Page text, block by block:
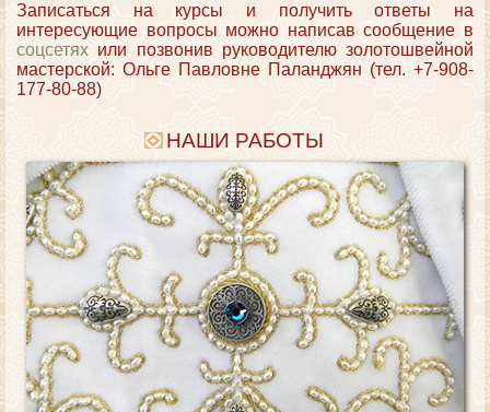
Записаться на курсы и получить ответы на
интересующие вопросы можно написав сообщение в
соцсетях или позвонив руководителю золотошвейной
мастерской: Ольге Павловне Паланджян (тел. +7-908-
177-80-88)
НАШИ РАБОТЫ